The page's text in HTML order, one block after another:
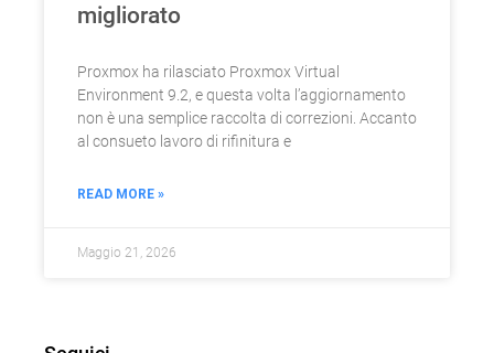
migliorato
Proxmox ha rilasciato Proxmox Virtual
Environment 9.2, e questa volta l’aggiornamento
non è una semplice raccolta di correzioni. Accanto
al consueto lavoro di rifinitura e
READ MORE »
Maggio 21, 2026